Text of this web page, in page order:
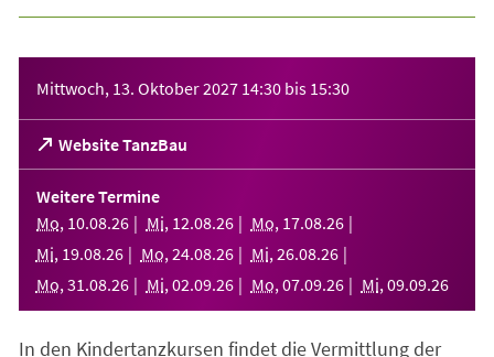
Mittwoch, 13. Oktober 2027 14:30 bis 15:30
Website TanzBau
(Öffnet
in
einem
neuen
Tab)
Weitere Termine
Mo, 10.08.26 Mi, 12.08.26 Mo, 17.08.26
Mi, 19.08.26 Mo, 24.08.26 Mi, 26.08.26
Mo, 31 .08.26 Mi, 02.09.26 Mo, 07.09.26 Mi, 09.09.26
In den Kindertanzkursen findet die Vermittlung der